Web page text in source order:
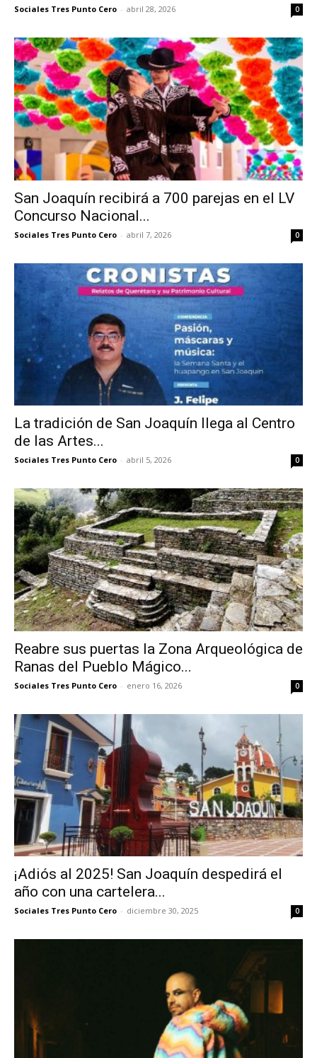
Sociales Tres Punto Cero - abril 28, 2026 0
San Joaquín recibirá a 700 parejas en el LV
Concurso Nacional...
Sociales Tres Punto Cero - abril 7, 2026 0
La tradición de San Joaquín llega al Centro
de las Artes...
Sociales Tres Punto Cero - abril 5, 2026 0
Reabre sus puertas la Zona Arqueológica de
Ranas del Pueblo Mágico...
Sociales Tres Punto Cero - enero 16, 2026 0
¡Adiós al 2025! San Joaquín despedirá el
año con una cartelera...
Sociales Tres Punto Cero - diciembre 30, 2025 0